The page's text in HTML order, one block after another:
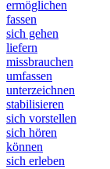
ermöglichen
fassen
sich gehen
liefern
missbrauchen
umfassen
unterzeichnen
stabilisieren
sich vorstellen
sich hören
können
sich erleben